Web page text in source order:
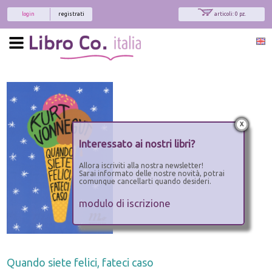
articoli: 0 pz.
registrati
login
Quando siete felici, fateci caso
x
Interessato ai nostri libri?
Allora iscriviti alla nostra newsletter!
Sarai informato delle nostre novità, potrai
comunque cancellarti quando desideri.
modulo di iscrizione